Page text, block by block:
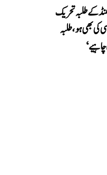
کے طلبہ تحریک
کی بھی ہو، طلبہ